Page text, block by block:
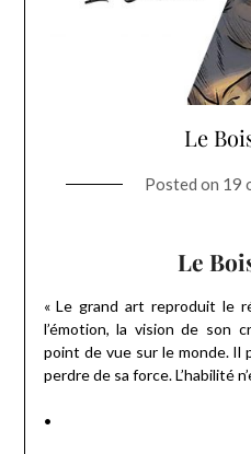
Le
Posted on 19
Le
« Le grand art reproduit le
l’émotion, la vision de son
point de vue sur le monde. Il
perdre de sa force. L’habilité
•